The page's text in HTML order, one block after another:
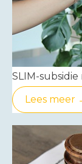
SLIM-
Lees meer